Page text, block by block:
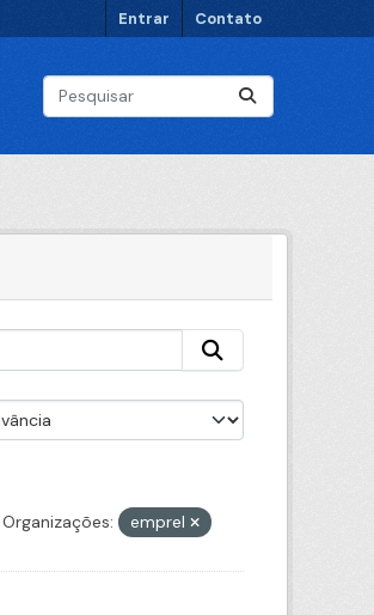
Entrar Contato
Organizações: emprel